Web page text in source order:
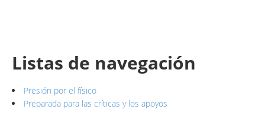
Listas de navegación
Presión por el físico
Preparada para las críticas y los apoyos